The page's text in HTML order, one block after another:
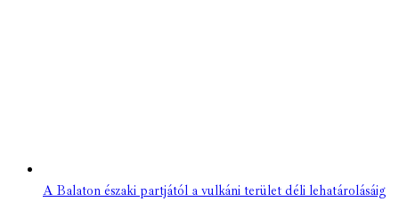
A Balaton északi partjától a vulkáni terület déli lehatárolásáig